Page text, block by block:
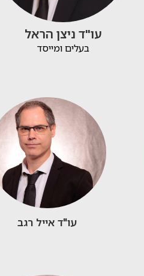
עו"ד ניצן הראל
בעלים ומייסד
עו"ד אייל רגב